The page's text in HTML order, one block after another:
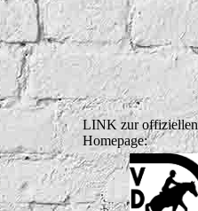
LINK zur offiziellen
Homepage: